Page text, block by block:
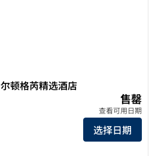
顿格芮精选酒店
（希尔顿格芮精选）的酒店详情
售罄
查看可用日期
选择日期